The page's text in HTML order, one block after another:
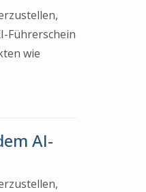
Führerschein
wie
AI-